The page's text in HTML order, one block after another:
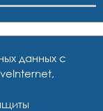
данных с